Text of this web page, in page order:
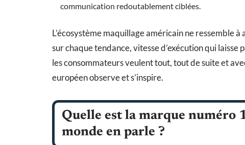
communication redoutablement ciblées.
L’écosystème maquillage américain ne ressemble
sur chaque tendance, vitesse d’exécution qui laisse
les consommateurs veulent tout, tout de suite et
européen observe et s’inspire.
Quelle est la marque numéro
monde en parle ?